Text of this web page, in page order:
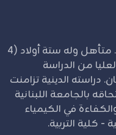
مواليد 1953 كفر فيلا - جنوب لبنان. متأهل وله ستة أولاد (4
من الدراسة
دراسته الدينية تزامنت
بالجامعة اللبنانية
والكفاءة في الكيمياء
- كلية التربية.